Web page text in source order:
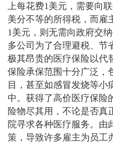
上每花费1美元，需要向
美分不等的所得税，而雇
1美元，则无需向政府交
多公司为了合理避税、节
极其昂贵的医疗保险以代
保险承保范围十分广泛，
目，甚至如感冒发烧等小
中。获得了高价医疗保险
险物尽其用，不论是否真
院寻求各种医疗服务。由
策，导致许多雇主为员工